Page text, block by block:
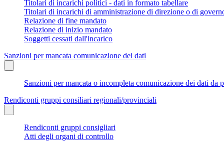
Titolari di incarichi politici - dati in formato tabellare
Titolari di incarichi di amministrazione di direzione o di
Relazione di fine mandato
Relazione di inizio mandato
Soggetti cessati dall'incarico
Sanzioni per mancata comunicazione dei dati
Sanzioni per mancata o incompleta comunicazione dei dati
Rendiconti gruppi consiliari regionali/provinciali
Rendiconti gruppi consigliari
Atti degli organi di controllo